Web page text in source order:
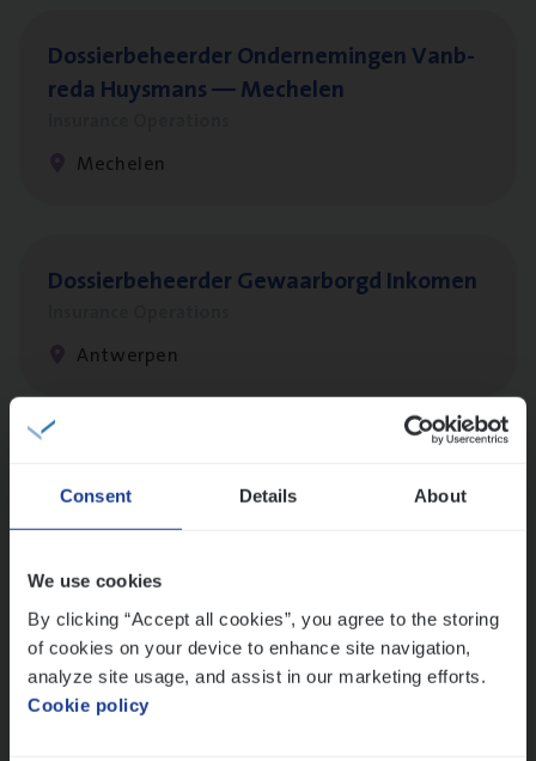
Consent Details About
We use cookies
By clicking “Accept all cookies”, you agree to the storing
of cookies on your device to enhance site navigation,
analyze site usage, and assist in our marketing efforts.
Cookie policy
Dos­sier­be­heer­der Onder­ne­min­gen Van­b­
re­da Huys­mans — Mechelen
Mechelen
Dos­sier­be­heer­der Gewaar­borgd Inkomen
Antwerpen
Sales Management
Client Exe­cu­ti­ve Marine
Insurance Operations